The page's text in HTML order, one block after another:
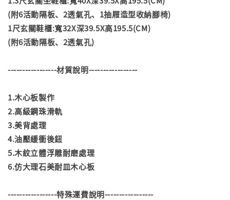
(附6活動隔板、2透氣孔、1抽屜造型收納腳椅)
1尺玄關鞋櫃:寬32X深39.5X高195.5(CM)
(附6活動隔板、2透氣孔)
-----------------材質說明-----------------
1.木心板製作
2.高級鋼珠滑軌
3.美背處理
4.油壓緩衝後鈕
5.木紋立體浮雕耐磨處理
6.仿大理石美耐皿木心板
-----------------特殊運費說明-----------------